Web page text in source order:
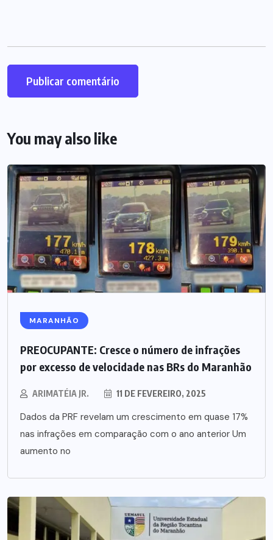
You may also like
MARANHÃO
PREOCUPANTE: Cresce o número de infrações
por excesso de velocidade nas BRs do Maranhão
ARIMATÉIA JR. 11 DE FEVEREIRO, 2025
Dados da PRF revelam um crescimento em quase 17%
nas infrações em comparação com o ano anterior Um
aumento no